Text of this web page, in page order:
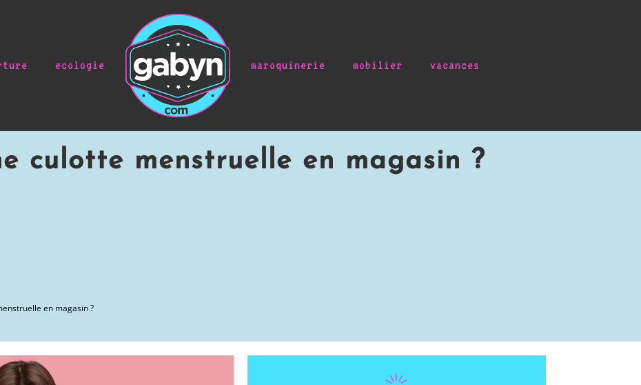
ecologie maroquinerie mobilier vacances
culotte menstruelle en magasin ?
en magasin ?